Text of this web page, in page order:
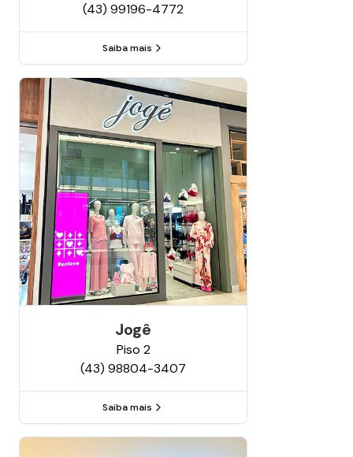
(43) 99196-4772
Saiba mais
Jogê
Piso 2
(43) 98804-3407
Saiba mais